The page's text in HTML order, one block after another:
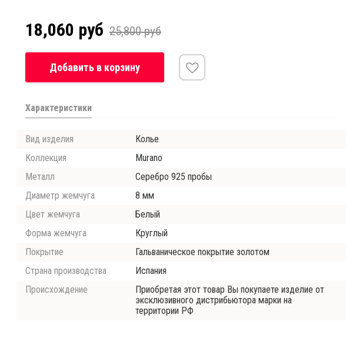
18,060 руб 25,800 руб
Добавить в корзину
Характеристики
Вид изделия
Колье
Коллекция
Murano
Металл
Серебро 925 пробы
Диаметр жемчуга
8 мм
Цвет жемчуга
Белый
Форма жемчуга
Круглый
Покрытие
Гальваническое покрытие золотом
Страна производства
Испания
Происхождение
Приобретая этот товар Вы покупаете изделие от
эксклюзивного дистрибьютора марки на
территории РФ